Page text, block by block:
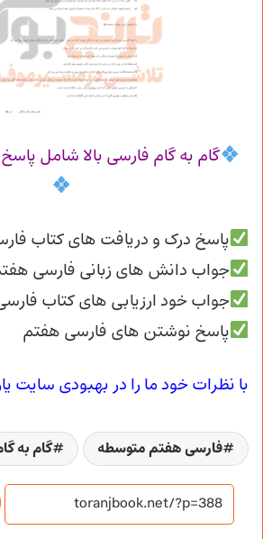
گام به گام فارسی بالا شامل
پاسخ درک و دریافت های کتاب
جواب دانش های زبانی فارسی
جواب خود ارزیابی های کتاب
پاسخ نوشتن های فارسی هفتم
با نظرات خود ما را در بهبودی سایت
فارسی هفتم متوسطه گام به